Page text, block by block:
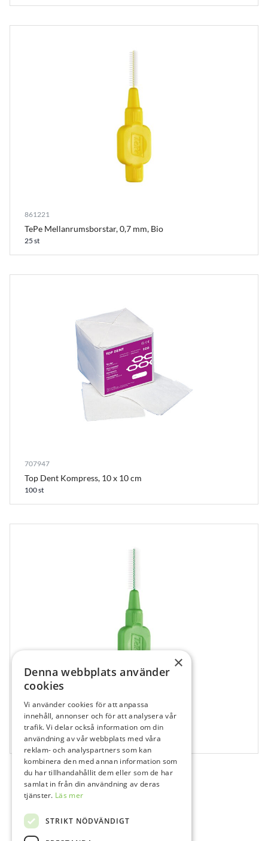
861221
TePe Mellanrumsborstar, 0,7 mm, Bio
25 st
707947
Top Dent Kompress, 10 x 10 cm
100 st
861222
TePe Mellanrumsborstar, 0,8 mm, Bio
25 st
×
Denna webbplats använder
cookies
Vi använder cookies för att anpassa
innehåll, annonser och för att analysera vår
trafik. Vi delar också information om din
användning av vår webbplats med våra
reklam- och analyspartners som kan
kombinera den med annan information som
du har tillhandahållit dem eller som de har
samlat in från din användning av deras
tjänster. Läs mer
STRIKT NÖDVÄNDIGT